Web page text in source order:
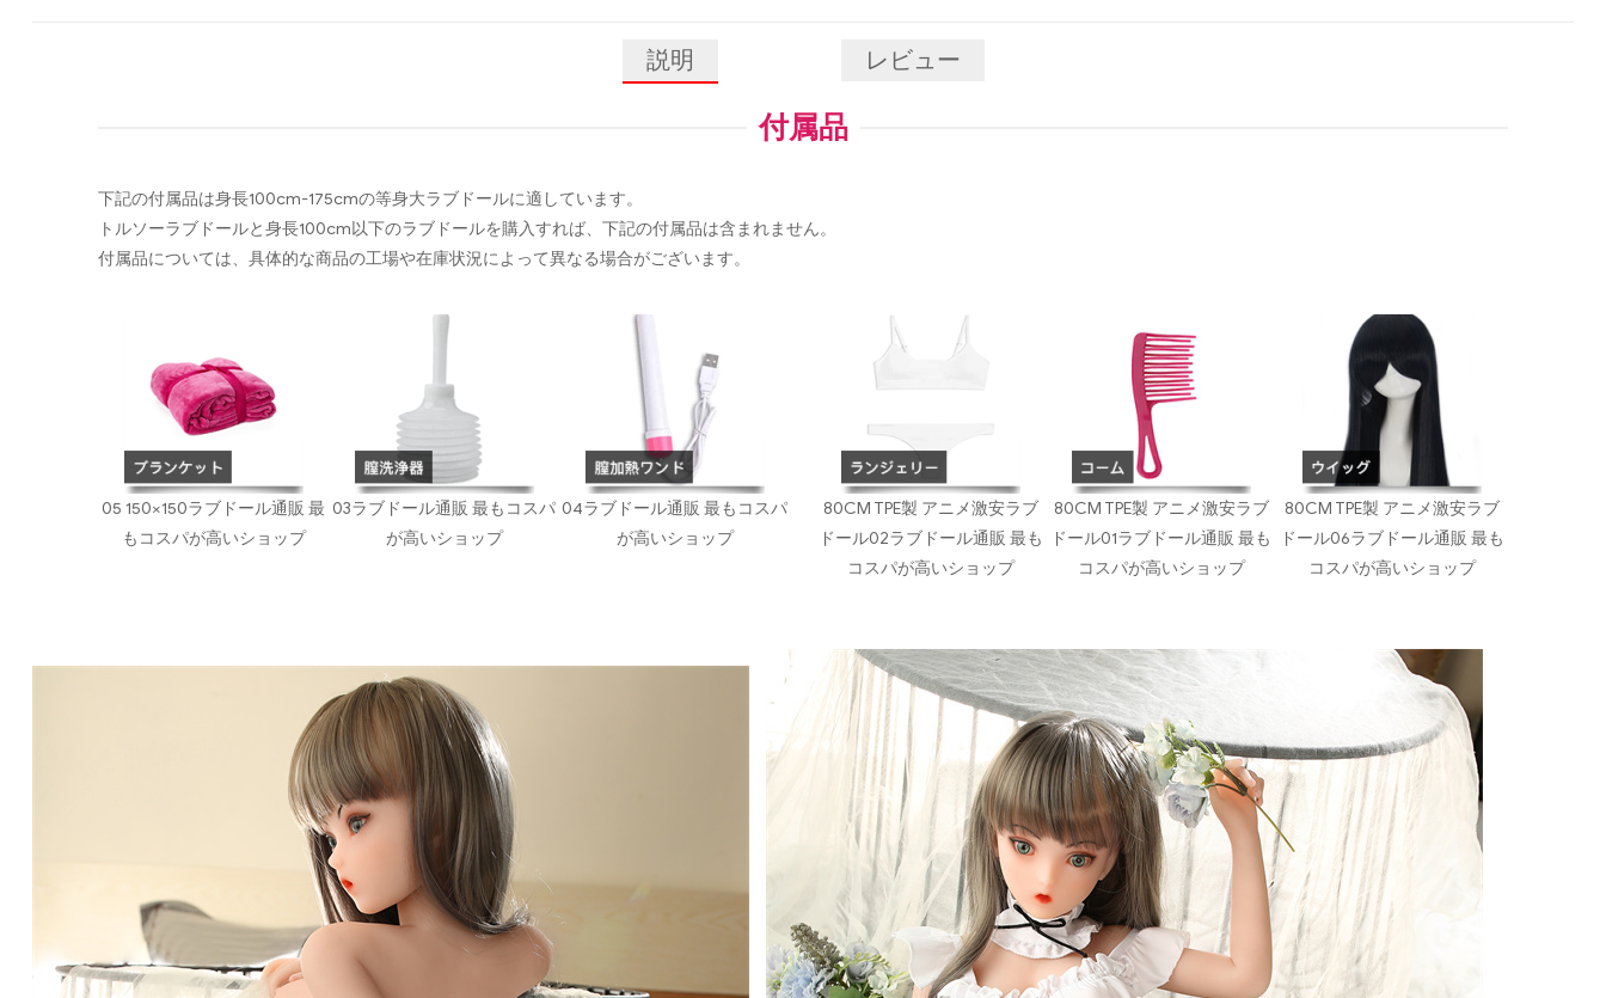
説明 レビュー
付属品
下記の付属品は身長100cm-175cmの等身大ラブドールに適しています。
トルソーラブドールと身長100cm以下のラブドールを購入すれば、下記の付属品は含まれません。
付属品については、具体的な商品の工場や在庫状況によって異なる場合がございます。
05 150×150ラブドール通販 最
もコスパが高いショップ
03ラブドール通販 最もコスパ
が高いショップ
04ラブドール通販 最もコスパ
が高いショップ
80CM TPE製 アニメ激安ラブ
ドール02ラブドール通販 最も
コスパが高いショップ
80CM TPE製 アニメ激安ラブ
ドール01ラブドール通販 最も
コスパが高いショップ
80CM TPE製 アニメ激安ラブ
ドール06ラブドール通販 最も
コスパが高いショップ